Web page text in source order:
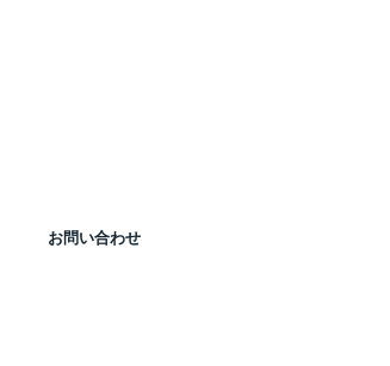
お問い合わせ